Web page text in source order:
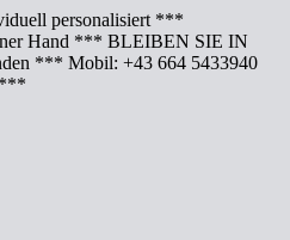
personalisiert ***
Hand *** BLEIBEN SIE IN
*** Mobil: +43 664 5433940
***